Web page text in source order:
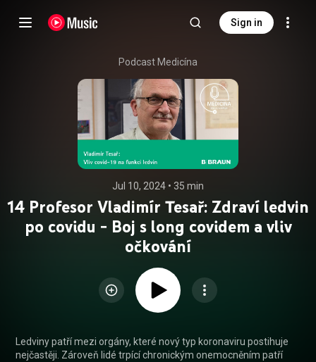
Sign in
Podcast Medicína
Jul 10, 2024 • 35 min
14 Profesor Vladimír Tesař: Zdraví ledvin
po covidu - Boj s long covidem a vliv
očkování
Ledviny patří mezi orgány, které nový typ koronaviru postihuje
nejčastěji. Zároveň lidé trpící chronickým onemocněním patří